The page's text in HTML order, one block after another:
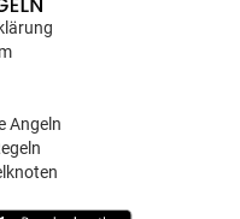
Angeln